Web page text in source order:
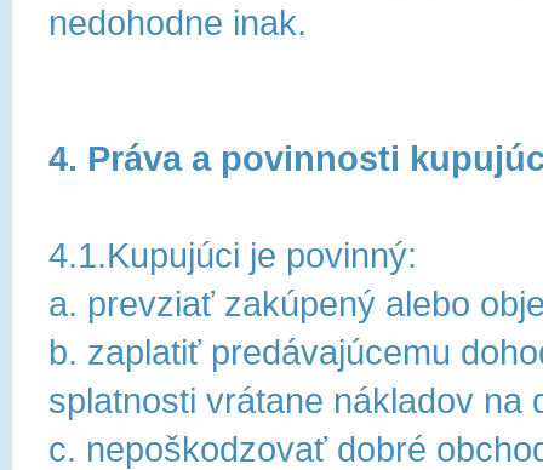
nedohodne inak.
4. Práva a povinnosti
4.1.Kupujúci je povinný:
a. prevziať zakúpený alebo
b. zaplatiť predávajúcemu
splatnosti vrátane nákladov na
c. nepoškodzovať dobré